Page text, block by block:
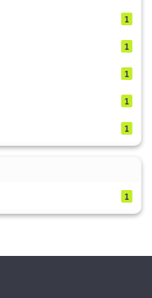
1
1
1
1
1
1